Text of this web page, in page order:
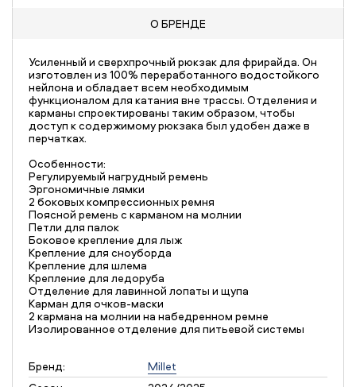
О БРЕНДЕ
Усиленный и сверхпрочный рюкзак для фрирайда. Он
изготовлен из 100% переработанного водостойкого
нейлона и обладает всем необходимым
функционалом для катания вне трассы. Отделения и
карманы спроектированы таким образом, чтобы
доступ к содержимому рюкзака был удобен даже в
перчатках.
Особенности:
Регулируемый нагрудный ремень
Эргономичные лямки
2 боковых компрессионных ремня
Поясной ремень с карманом на молнии
Петли для палок
Боковое крепление для лыж
Крепление для сноуборда
Крепление для шлема
Крепление для ледоруба
Отделение для лавинной лопаты и щупа
Карман для очков-маски
2 кармана на молнии на набедренном ремне
Изолированное отделение для питьевой системы
Бренд:
Millet